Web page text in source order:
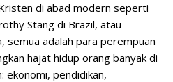
di abad modern seperti
Stang di Brazil, atau
semua adalah para perempuan
hajat hidup orang banyak di
ekonomi, pendidikan,